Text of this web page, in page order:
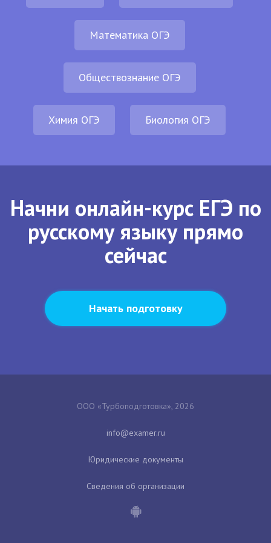
Математика ОГЭ
Обществознание ОГЭ
Химия ОГЭ Биология ОГЭ
Начни онлайн-курс ЕГЭ по
русскому языку прямо
сейчас
Начать подготовку
ООО «Турбоподготовка», 2026
Юридические документы
Сведения об организации